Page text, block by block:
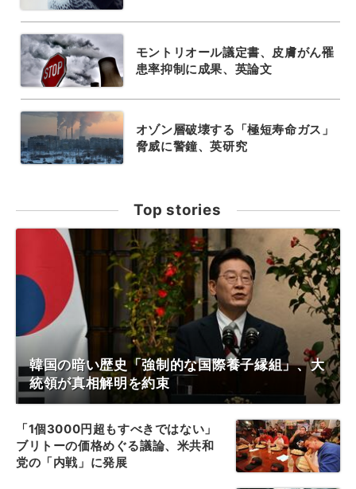
モントリオール議定書、皮膚がん罹
患率抑制に成果、英論文
オゾン層破壊する「極短寿命ガス」
脅威に警鐘、英研究
Top stories
韓国の暗い歴史「強制的な国際養子縁組」、大
統領が真相解明を約束
「1個3000円超もすべきではない」
ブリトーの価格めぐる議論、米共和
党の「内戦」に発展